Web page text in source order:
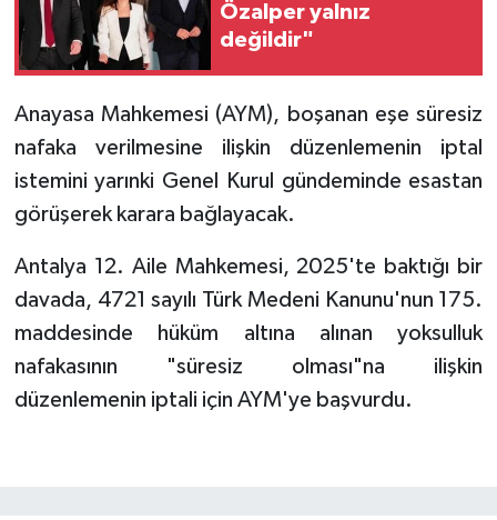
Özalper yalnız
değildir"
Anayasa Mahkemesi (AYM), boşanan eşe süresiz
nafaka verilmesine ilişkin düzenlemenin iptal
istemini yarınki Genel Kurul gündeminde esastan
görüşerek karara bağlayacak.
Antalya 12. Aile Mahkemesi, 2025'te baktığı bir
davada, 4721 sayılı Türk Medeni Kanunu'nun 175.
maddesinde hüküm altına alınan yoksulluk
nafakasının "süresiz olması"na ilişkin
düzenlemenin iptali için AYM'ye başvurdu.